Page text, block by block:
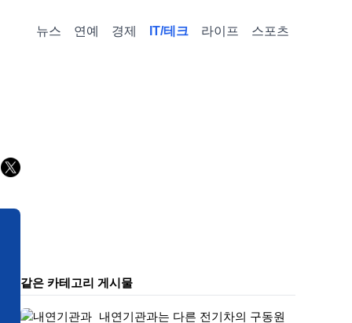
뉴스 연예 경제 IT/테크 라이프 스포츠
같은 카테고리 게시물
내연기관과는 다른 전기차의 구동원